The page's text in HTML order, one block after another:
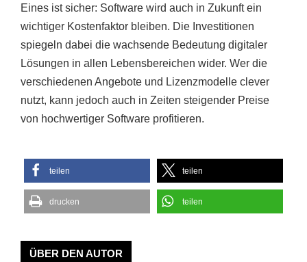
Eines ist sicher: Software wird auch in Zukunft ein
wichtiger Kostenfaktor bleiben. Die Investitionen
spiegeln dabei die wachsende Bedeutung digitaler
Lösungen in allen Lebensbereichen wider. Wer die
verschiedenen Angebote und Lizenzmodelle clever
nutzt, kann jedoch auch in Zeiten steigender Preise
von hochwertiger Software profitieren.
teilen teilen
drucken teilen
ÜBER DEN AUTOR